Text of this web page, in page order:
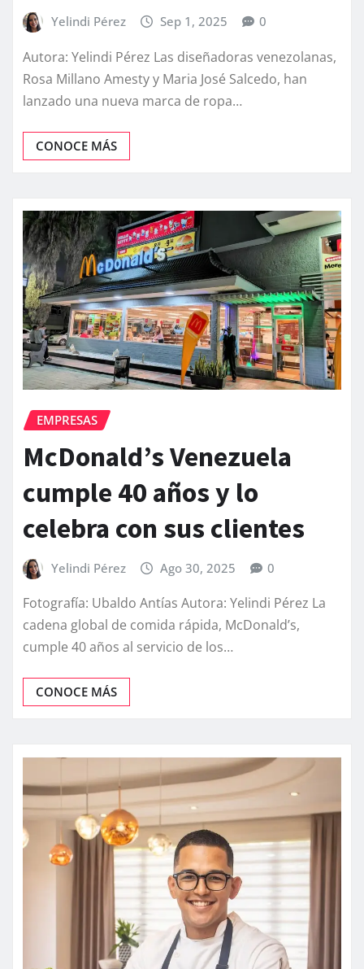
Yelindi Pérez Sep 1, 2025 0
Autora: Yelindi Pérez Las diseñadoras venezolanas,
Rosa Millano Amesty y Maria José Salcedo, han
lanzado una nueva marca de ropa…
CONOCE MÁS
EMPRESAS
McDonald’s Venezuela
cumple 40 años y lo
celebra con sus clientes
Yelindi Pérez Ago 30, 2025 0
Fotografía: Ubaldo Antías Autora: Yelindi Pérez La
cadena global de comida rápida, McDonald’s,
cumple 40 años al servicio de los…
CONOCE MÁS